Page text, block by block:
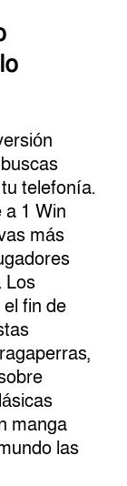
telefonía.
1 Win
más
Los
fin de
manga
las